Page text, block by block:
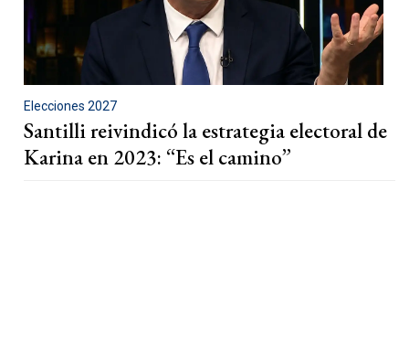
Elecciones 2027
Santilli reivindicó la estrategia electoral de
Karina en 2023: “Es el camino”